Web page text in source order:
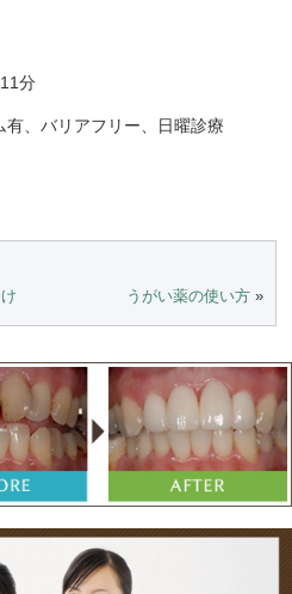
11分
、バリアフリー、日曜診療
うがい薬の使い方»